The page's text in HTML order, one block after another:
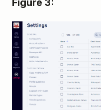
Figure 3: